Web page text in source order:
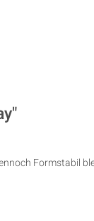
Formstabil